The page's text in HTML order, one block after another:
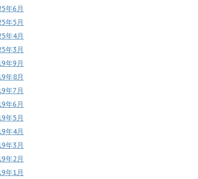
年6月
年5月
年4月
年3月
年9月
年8月
年7月
年6月
年5月
年4月
年3月
年2月
年1月